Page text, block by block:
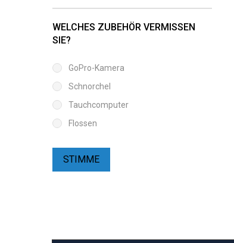
WELCHES ZUBEHÖR VERMISSEN
SIE?
GoPro-Kamera
Schnorchel
Tauchcomputer
Flossen
STIMME